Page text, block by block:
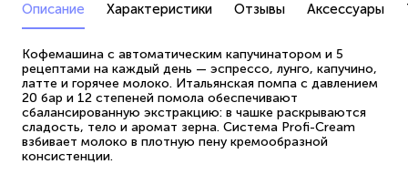
Описание Характеристики Отзывы Аксессуары
Кофемашина с автоматическим капучинатором и 5
рецептами на каждый день — эспрессо, лунго, капучино,
латте и горячее молоко. Итальянская помпа с давлением
20 бар и 12 степеней помола обеспечивают
сбалансированную экстракцию: в чашке раскрываются
сладость, тело и аромат зерна. Система Profi-Cream
взбивает молоко в плотную пену кремообразной
консистенции.